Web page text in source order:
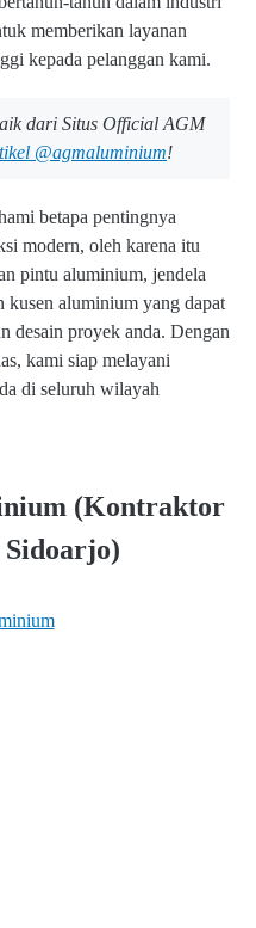
memberikan layanan
kepada pelanggan kami.
dari Situs Official AGM
@agmaluminium!
betapa pentingnya
modern, oleh karena itu
pintu aluminium, jendela
aluminium yang dapat
desain proyek anda. Dengan
kami siap melayani
di seluruh wilayah
(Kontraktor